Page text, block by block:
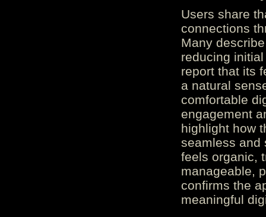
Users share
connections
Many
reducing
report that its
a natural
comfortable
engagement
highlight how
seamless and
feels organic,
manageable,
confirms the
meaningful